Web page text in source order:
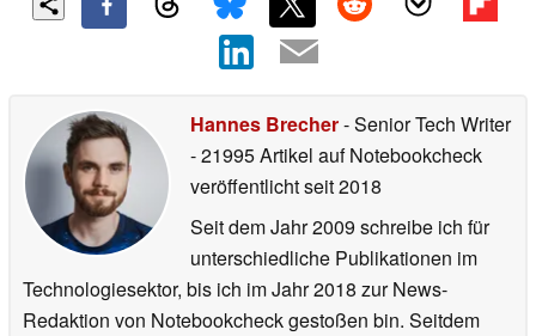
Hannes Brecher- Senior Tech Writer
- 21995 Artikel auf Notebookcheck
veröffentlichtseit 2018
Seit dem Jahr 2009 schreibe ich für
unterschiedliche Publikationen im
Technologiesektor, bis ich im Jahr 2018 zur News-
Redaktion von Notebookcheck gestoßen bin. Seitdem